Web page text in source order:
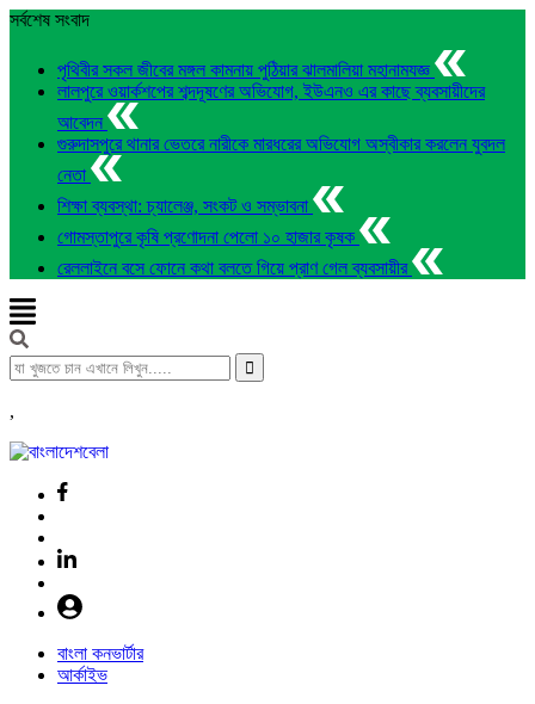
সর্বশেষ সংবাদ
পৃথিবীর সকল জীবের মঙ্গল কামনায় পুঠিয়ার ঝালমালিয়া মহানামযজ্ঞ
লালপুরে ওয়ার্কশপের শব্দদূষণের অভিযোগ, ইউএনও এর কাছে ব্যবসায়ীদের
আবেদন
গুরুদাসপুরে থানার ভেতরে নারীকে মারধরের অভিযোগ অস্বীকার করলেন যুবদল
নেতা
শিক্ষা ব্যবস্থা: চ্যালেঞ্জ, সংকট ও সম্ভাবনা
গোমস্তাপুরে কৃষি প্রণোদনা পেলো ১০ হাজার কৃষক
রেললাইনে বসে ফোনে কথা বলতে গিয়ে প্রাণ গেল ব্যবসায়ীর
,
বাংলা কনভার্টার
আর্কাইভ